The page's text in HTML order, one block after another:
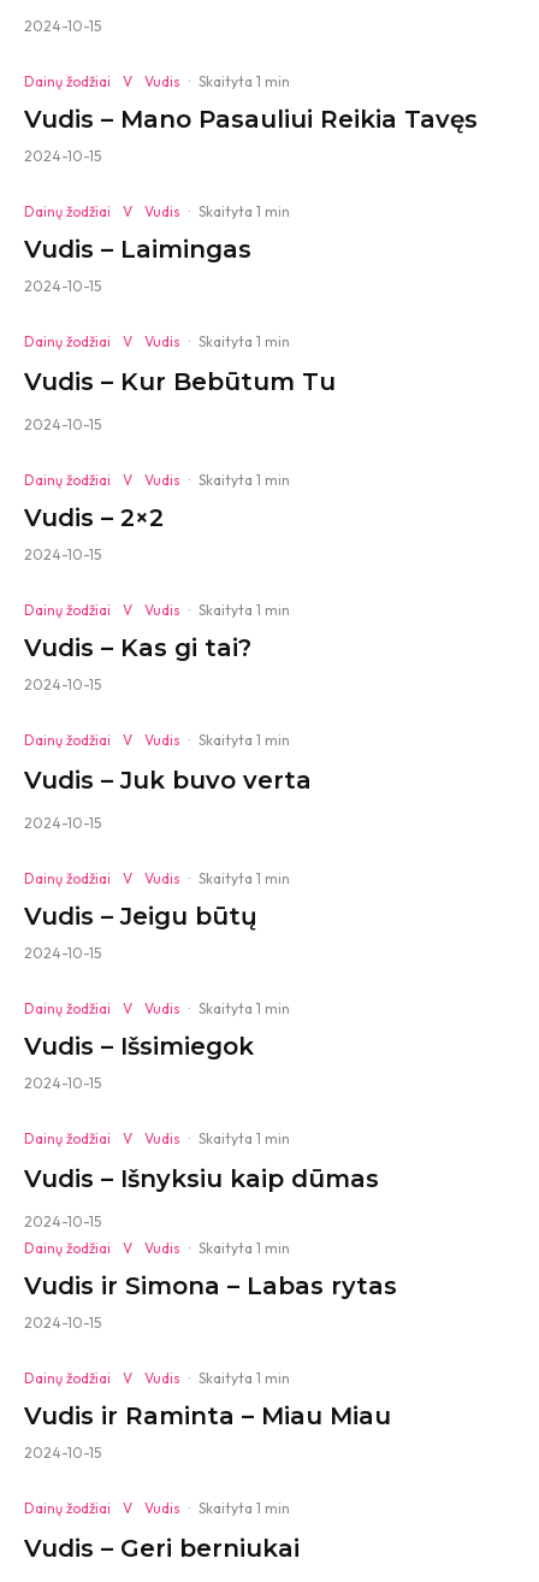
2024-10-15
Dainų žodžiai V Vudis · Skaityta 1 min
Vudis – Mano Pasauliui Reikia Tavęs
2024-10-15
Dainų žodžiai V Vudis · Skaityta 1 min
Vudis – Laimingas
2024-10-15
Dainų žodžiai V Vudis · Skaityta 1 min
Vudis – Kur Bebūtum Tu
2024-10-15
Dainų žodžiai V Vudis · Skaityta 1 min
Vudis – 2×2
2024-10-15
Dainų žodžiai V Vudis · Skaityta 1 min
Vudis – Kas gi tai?
2024-10-15
Dainų žodžiai V Vudis · Skaityta 1 min
Vudis – Juk buvo verta
2024-10-15
Dainų žodžiai V Vudis · Skaityta 1 min
Vudis – Jeigu būtų
2024-10-15
Dainų žodžiai V Vudis · Skaityta 1 min
Vudis – Išsimiegok
2024-10-15
Dainų žodžiai V Vudis · Skaityta 1 min
Vudis – Išnyksiu kaip dūmas
2024-10-15
Dainų žodžiai
V Vudis · Skaityta 1 min
Vudis ir Simona – Labas rytas
2024-10-15
Dainų žodžiai V Vudis · Skaityta 1 min
Vudis ir Raminta – Miau Miau
2024-10-15
Dainų žodžiai V Vudis · Skaityta 1 min
Vudis – Geri berniukai